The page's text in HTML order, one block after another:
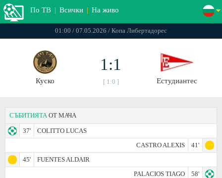
По ТВ | Всички | На живо
01:00 / 07.05.2026 / Копа Либертадорес
Куско
1:1
[ 1:0 ] Естудиантес
СЪБИТИЯТА ОТ МАЧА
37'
COLITTO LUCAS
CASTRO ALEXIS
41'
45'
FUENTES ALDAIR
PALACIOS TIAGO
58'